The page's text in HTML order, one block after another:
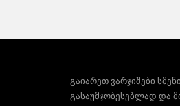
გაიარეთ ვარჯიშები
გასაუმჯობესებლად და